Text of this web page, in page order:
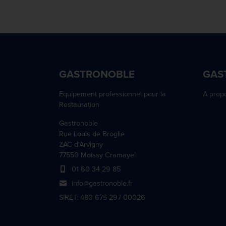
GASTRONOBLE
Equipement professionnel pour la
Restauration
Gastronoble
Rue Louis de Broglie
ZAC d'Arvigny
77550 Moissy Cramayel
01 60 34 29 85
info@gastronoble.fr
SIRET: 480 675 297 00026
A